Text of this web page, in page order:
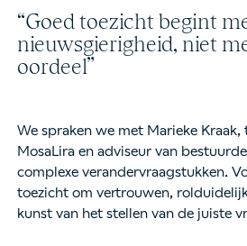
“Goed toezicht begint
nieuwsgierigheid, niet
oordeel”
We spraken we met Marieke
MosaLira en adviseur van
complexe verandervraagstukken.
toezicht om vertrouwen,
kunst van het stellen van de juiste